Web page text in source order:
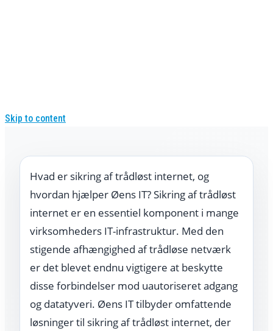
Skip to content
Hvad er sikring af trådløst internet, og
hvordan hjælper Øens IT? Sikring af trådløst
internet er en essentiel komponent i mange
virksomheders IT-infrastruktur. Med den
stigende afhængighed af trådløse netværk
er det blevet endnu vigtigere at beskytte
disse forbindelser mod uautoriseret adgang
og datatyveri. Øens IT tilbyder omfattende
løsninger til sikring af trådløst internet, der